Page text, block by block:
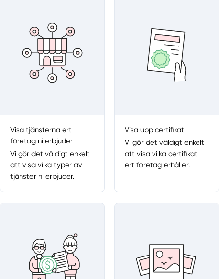
Visa tjänsterna ert
företag ni erbjuder
Vi gör det väldigt enkelt
att visa vilka typer av
tjänster ni erbjuder.
Visa upp certifikat
Vi gör det väldigt enkelt
att visa vilka certifikat
ert företag erhåller.